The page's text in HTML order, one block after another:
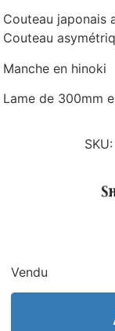
Couteau japonais
Couteau
Manche en hinoki
Lame de 300mm
SKU:
Vendu